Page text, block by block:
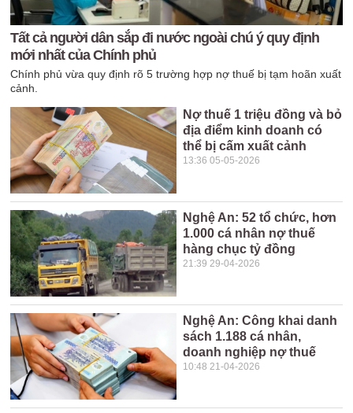
Tất cả người dân sắp đi nước ngoài chú ý quy định
mới nhất của Chính phủ
Chính phủ vừa quy định rõ 5 trường hợp nợ thuế bị tạm hoãn xuất
cảnh.
Nợ thuế 1 triệu đồng và bỏ
địa điểm kinh doanh có
thể bị cấm xuất cảnh
13:36 05-05-2026
Nghệ An: 52 tổ chức, hơn
1.000 cá nhân nợ thuế
hàng chục tỷ đồng
21:39 29-04-2026
Nghệ An: Công khai danh
sách 1.188 cá nhân,
doanh nghiệp nợ thuế
10:48 21-04-2026